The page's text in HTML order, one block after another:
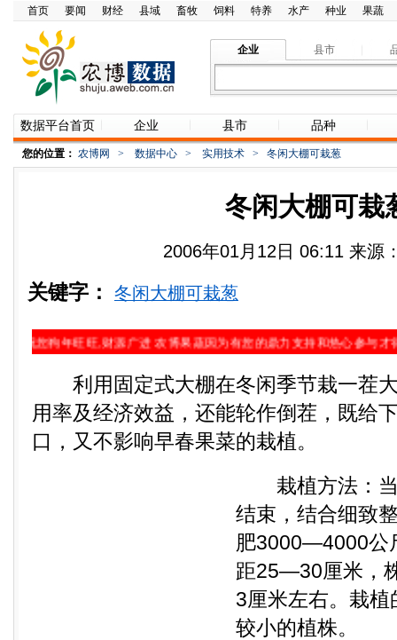
首页 要闻 财经 县域 畜牧 饲料 特养 水产 种业 果蔬
企业 县市
数据平台首页 企业 县市 品种
您的位置： 农博网 > 数据中心 > 实用技术 > 冬闲大棚可栽葱
冬闲大棚可栽
2006年01月12日 06:11 来源
关键字： 冬闲大棚可栽葱
蔬祝您狗年旺旺,财源广进 农博果蔬因为有您的鼎力支持和热心参与
利用固定式大棚在冬闲季节栽一茬大
用率及经济效益，还能轮作倒茬，既给
口，又不影响早春果菜的栽植。
栽植方法：当
结束，结合细致
肥3000—4000公
距25—30厘米，
3厘米左右。栽
较小的植株。